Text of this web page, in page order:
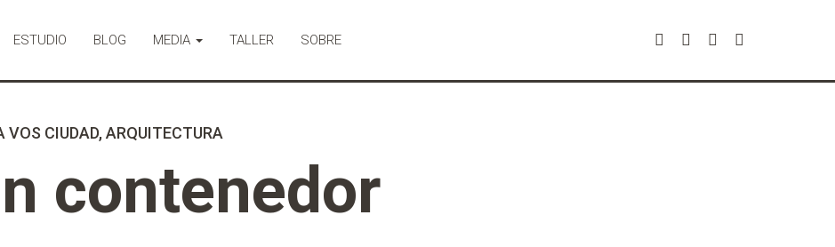
ESTUDIO BLOG MEDIA TALLER SOBRE
VOS CIUDAD,ARQUITECTURA
contenedor